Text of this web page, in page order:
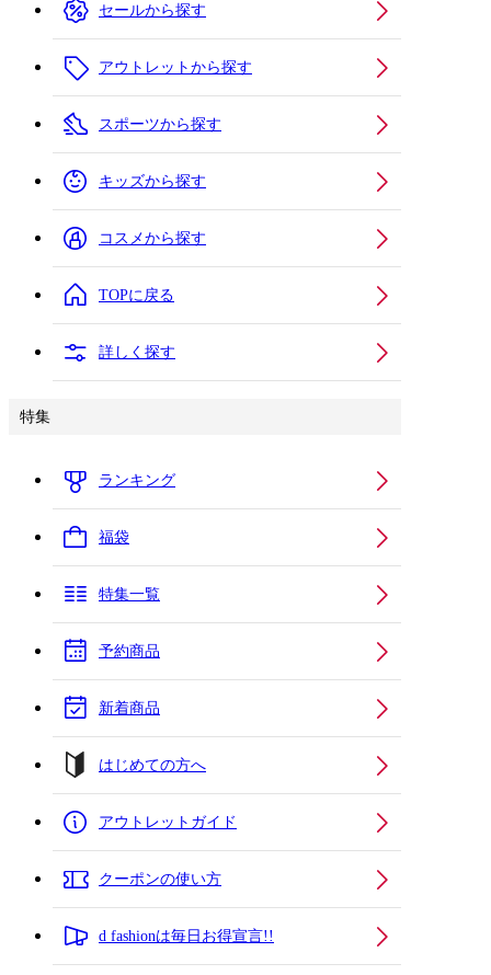
セールから探す
アウトレットから探す
スポーツから探す
キッズから探す
コスメから探す
TOPに戻る
詳しく探す
特集
ランキング
福袋
特集一覧
予約商品
新着商品
はじめての方へ
アウトレットガイド
クーポンの使い方
d fashionは毎日お得宣言!!